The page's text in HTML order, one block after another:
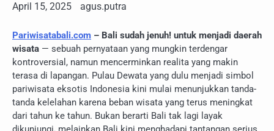
April 15, 2025 agus.putra
Pariwisatabali.com – Bali sudah jenuh! untuk menjadi daerah
wisata — sebuah pernyataan yang mungkin terdengar
kontroversial, namun mencerminkan realita yang makin
terasa di lapangan. Pulau Dewata yang dulu menjadi simbol
pariwisata eksotis Indonesia kini mulai menunjukkan tanda-
tanda kelelahan karena beban wisata yang terus meningkat
dari tahun ke tahun. Bukan berarti Bali tak lagi layak